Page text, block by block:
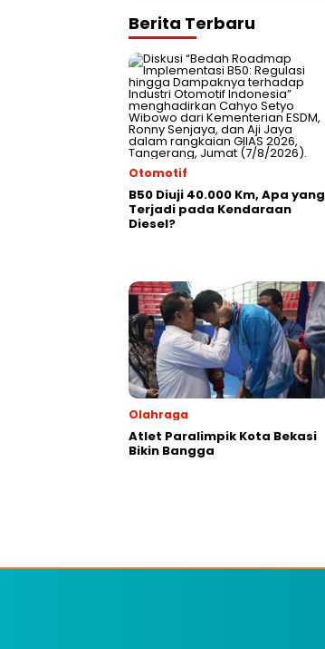
Berita Terbaru
Otomotif
B50 Diuji 40.000 Km, Apa yang
Terjadi pada Kendaraan
Diesel?
Olahraga
Atlet Paralimpik Kota Bekasi
Bikin Bangga